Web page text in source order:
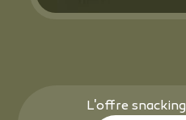
L'offre snacking